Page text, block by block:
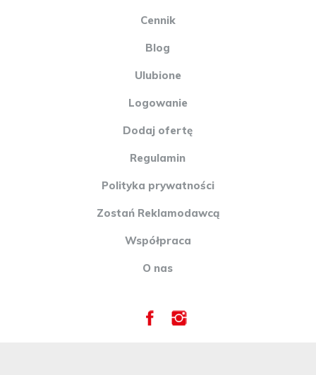
Cennik
Blog
Ulubione
Logowanie
Dodaj ofertę
Regulamin
Polityka prywatności
Zostań Reklamodawcą
Współpraca
O nas